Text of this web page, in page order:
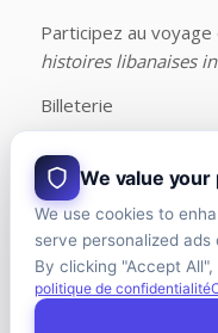
Participez au
histoires libanaises
Billeterie
FOLLOW US ON
We value your
We use cookies to
serve personalized
By clicking "Accept
politique de confidentialité